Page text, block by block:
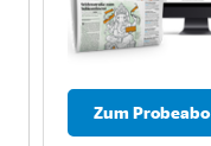
Zum Probeabo